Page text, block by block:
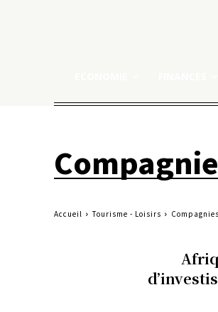
Accueil Tourisme - Loisirs